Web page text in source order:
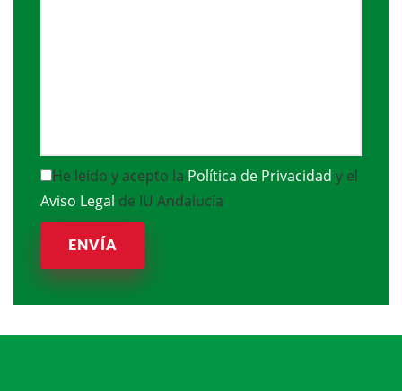
He leido y acepto la Política de Privacidad y el
Aviso Legal de IU Andalucía
ENVÍA